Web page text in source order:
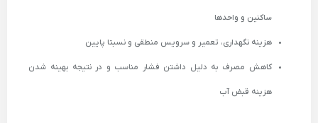
ساکنین و واحدها
هزینه نگهداری، تعمیر و سرویس منطقی و نسبتا پایین
کاهش مصرف به دلیل داشتن فشار مناسب و در نتیجه بهینه شدن
هزینه قبض آب